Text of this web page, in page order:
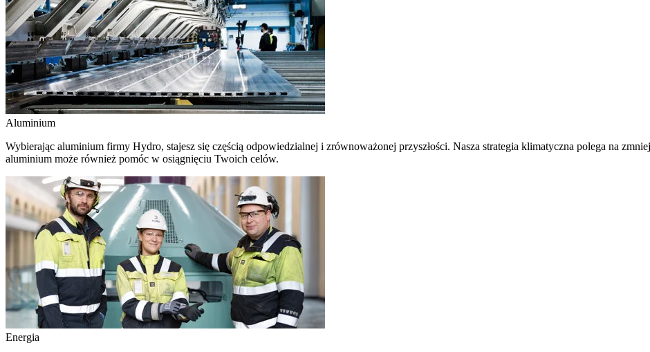
Aluminium
Wybierając aluminium firmy Hydro, stajesz się częścią odpowiedzialnej i zrównoważonej przyszłości. Nasza strategia klimatyczna polega na
aluminium może również pomóc w osiągnięciu Twoich celów.
Energia